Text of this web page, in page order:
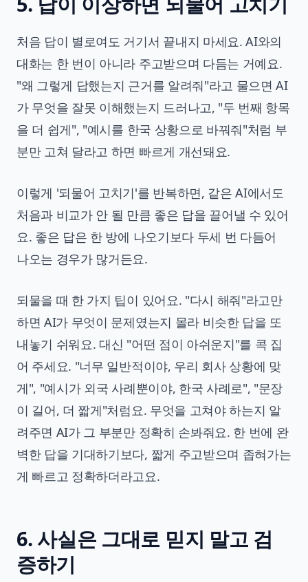
처음 답이 별로여도 거기서 끝내지 마세요. AI와의
대화는 한 번이 아니라 주고받으며 다듬는 거예요.
"왜 그렇게 답했는지 근거를 알려줘"라고 물으면 AI
가 무엇을 잘못 이해했는지 드러나고, "두 번째 항목
을 더 쉽게", "예시를 한국 상황으로 바꿔줘"처럼 부
분만 고쳐 달라고 하면 빠르게 개선돼요.
이렇게 '되물어 고치기'를 반복하면, 같은 AI에서도
처음과 비교가 안 될 만큼 좋은 답을 끌어낼 수 있어
요. 좋은 답은 한 방에 나오기보다 두세 번 다듬어
나오는 경우가 많거든요.
되물을 때 한 가지 팁이 있어요. "다시 해줘"라고만
하면 AI가 무엇이 문제였는지 몰라 비슷한 답을 또
내놓기 쉬워요. 대신 "어떤 점이 아쉬운지"를 콕 집
어 주세요. "너무 일반적이야, 우리 회사 상황에 맞
게", "예시가 외국 사례뿐이야, 한국 사례로", "문장
이 길어, 더 짧게"처럼요. 무엇을 고쳐야 하는지 알
려주면 AI가 그 부분만 정확히 손봐줘요. 한 번에 완
벽한 답을 기대하기보다, 짧게 주고받으며 좁혀가는
게 빠르고 정확하더라고요.
6. 사실은 그대로 믿지 말고 검
증하기